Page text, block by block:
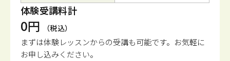
体験受講料計
0円 （税込）
まずは体験レッスンからの受講も可能です。 お気軽に
お申し込みください。